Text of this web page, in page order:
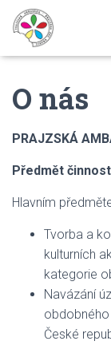
O nás
PRAJZSKÁ
Předmět
Hlavním
Tvorba a
kulturních
kategorie
Navázání
České